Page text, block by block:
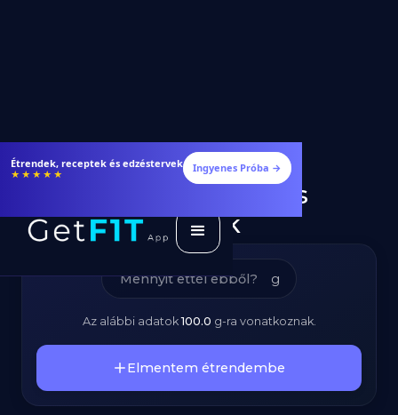
Fogyj és izmosodj hatékonyabban
★★★★★ Ingyenes Próba →
Birsalma –
Kalóriatartalom és
Tápanyagok
g
Az alábbi adatok100.0 g-ra vonatkoznak.
Elmentem étrendembe